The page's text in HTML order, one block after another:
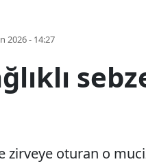
2026 - 14:27
zirveye oturan o